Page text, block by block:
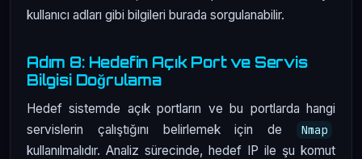
kullanıcı adları gibi bilgileri burada sorgulanabilir.
Adım 8: Hedefin Açık Port ve Servis
Bilgisi Doğrulama
Hedef sistemde açık portların ve bu portlarda hangi
servislerin çalıştığını belirlemek için de
Nmap
kullanılmalıdır. Analiz sürecinde, hedef IP ile şu komut